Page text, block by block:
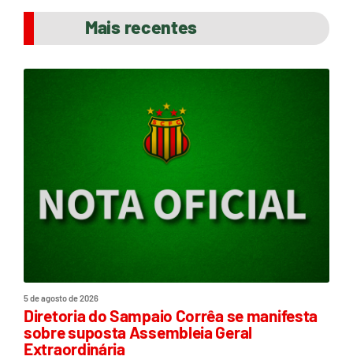
Mais recentes
5 de agosto de 2026
Diretoria do Sampaio Corrêa se manifesta
sobre suposta Assembleia Geral
Extraordinária